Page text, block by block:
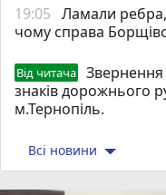
19:05 Ламали ребра,
чому справа
Від читача
Звернення
знаків дорожнього
м.Тернопіль.
Всі новини